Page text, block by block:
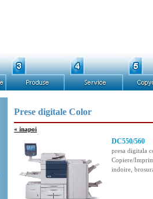
Prese digitale Color
« inapoi
DC550/560
presa digitala
Copiere/
indoire,